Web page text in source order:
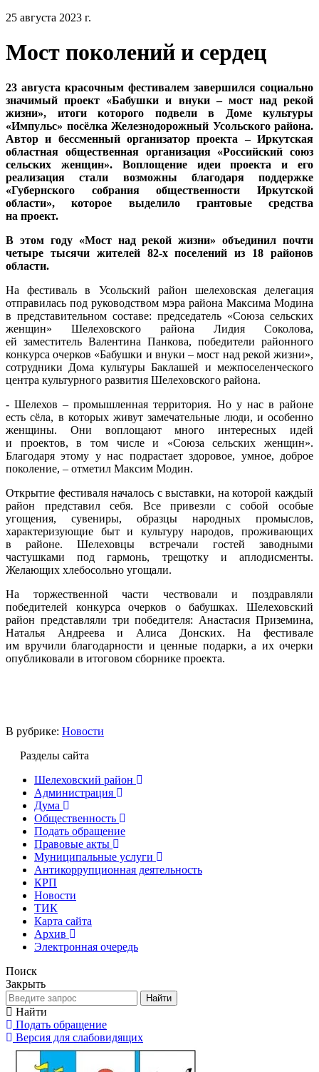
25 августа 2023 г.
Мост поколений и сердец
23 августа красочным фестивалем завершился социально
значимый проект «Бабушки и внуки – мост над рекой
жизни», итоги которого подвели в Доме культуры
«Импульс» посёлка Железнодорожный Усольского района.
Автор и бессменный организатор проекта – Иркутская
областная общественная организация «Российский союз
сельских женщин». Воплощение идеи проекта и его
реализация стали возможны благодаря поддержке
«Губернского собрания общественности Иркутской
области», которое выделило грантовые средства
на проект.
В этом году «Мост над рекой жизни» объединил почти
четыре тысячи жителей 82-х поселений из 18 районов
области.
На фестиваль в Усольский район шелеховская делегация
отправилась под руководством мэра района Максима Модина
в представительном составе: председатель «Союза сельских
женщин» Шелеховского района Лидия Соколова,
ей заместитель Валентина Панкова, победители районного
конкурса очерков «Бабушки и внуки – мост над рекой жизни»,
сотрудники Дома культуры Баклашей и межпоселенческого
центра культурного развития Шелеховского района.
- Шелехов – промышленная территория. Но у нас в районе
есть сёла, в которых живут замечательные люди, и особенно
женщины. Они воплощают много интересных идей
и проектов, в том числе и «Союза сельских женщин».
Благодаря этому у нас подрастает здоровое, умное, доброе
поколение, – отметил Максим Модин.
Открытие фестиваля началось с выставки, на которой каждый
район представил себя. Все привезли с собой особые
угощения, сувениры, образцы народных промыслов,
характеризующие быт и культуру народов, проживающих
в районе. Шелеховцы встречали гостей заводными
частушками под гармонь, трещотку и аплодисменты.
Желающих хлебосольно угощали.
На торжественной части чествовали и поздравляли
победителей конкурса очерков о бабушках. Шелеховский
район представляли три победителя: Анастасия Приземина,
Наталья Андреева и Алиса Донских. На фестивале
им вручили благодарности и ценные подарки, а их очерки
опубликовали в итоговом сборнике проекта.
В рубрике: Новости
Разделы сайта
Шелеховский район
Администрация
Дума
Общественность
Подать обращение
Правовые акты
Муниципальные услуги
Антикоррупционная деятельность
КРП
Новости
ТИК
Карта сайта
Архив
Электронная очередь
Поиск
Закрыть
Найти
Найти
Подать обращение
Версия для слабовидящих